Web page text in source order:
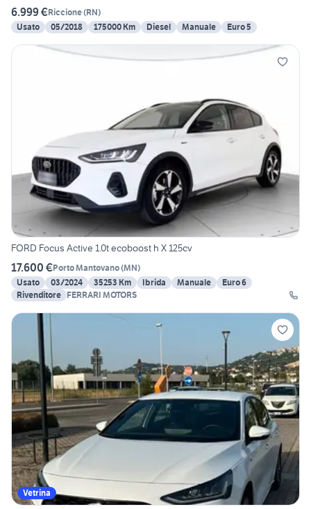
6.999 €Riccione(RN)
Usato
05/2018 175000 Km Diesel Manuale Euro 5
FORD Focus Active 1.0t ecoboost h X 125cv
17.600 €Porto Mantovano(MN)
Usato
03/2024 35253 Km Ibrida Manuale
Euro 6
Rivenditore FERRARI MOTORS
Vetrina